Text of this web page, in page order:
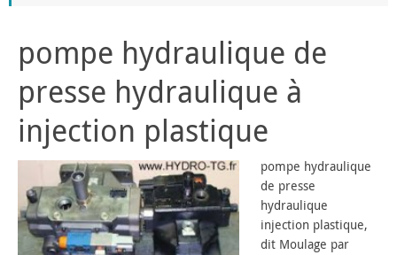
pompe hydraulique de
presse hydraulique à
injection plastique
pompe hydraulique
de presse
hydraulique
injection plastique,
dit Moulage par